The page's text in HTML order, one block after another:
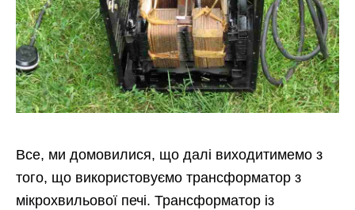
Все, ми домовилися, що далі виходитимемо з
того, що використовуємо трансформатор з
мікрохвильової печі. Трансформатор із